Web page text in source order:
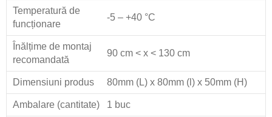
Temperatură de
funcționare
-5 – +40 °C
Înălțime de montaj
recomandată
90 cm < x < 130 cm
Dimensiuni produs 80mm (L) x 80mm (l) x 50mm (H)
Ambalare (cantitate) 1 buc